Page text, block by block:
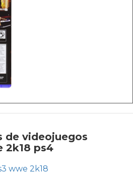
de videojuegos
2k18 ps4
wwe 2k18